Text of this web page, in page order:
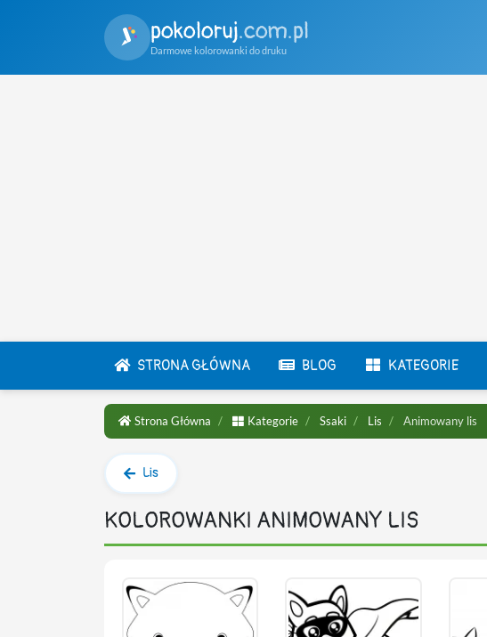
pokoloruj.com.pl
Darmowe kolorowanki do druku
STRONA GŁÓWNA BLOG KATEGORIE
Strona Główna Kategorie Ssaki Lis Animowany lis
Lis
KOLOROWANKI ANIMOWANY LIS